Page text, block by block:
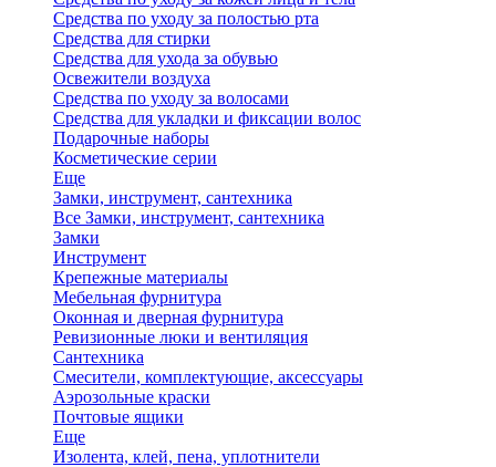
Средства по уходу за полостью рта
Средства для стирки
Средства для ухода за обувью
Освежители воздуха
Средства по уходу за волосами
Средства для укладки и фиксации волос
Подарочные наборы
Косметические серии
Еще
Замки, инструмент, сантехника
Все Замки, инструмент, сантехника
Замки
Инструмент
Крепежные материалы
Мебельная фурнитура
Оконная и дверная фурнитура
Ревизионные люки и вентиляция
Сантехника
Смесители, комплектующие, аксессуары
Аэрозольные краски
Почтовые ящики
Еще
Изолента, клей, пена, уплотнители